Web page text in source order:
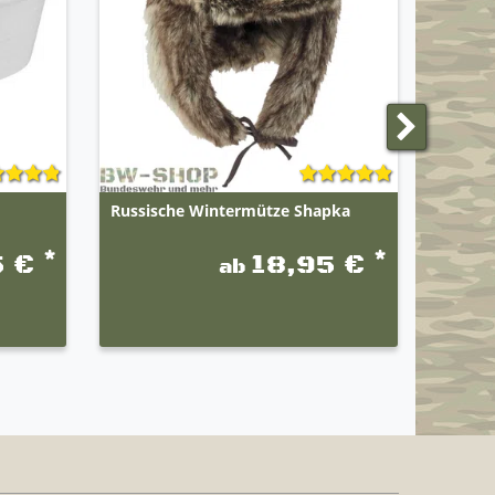
€ *
Russische Wintermütze Shapka
ab 18,95 € *